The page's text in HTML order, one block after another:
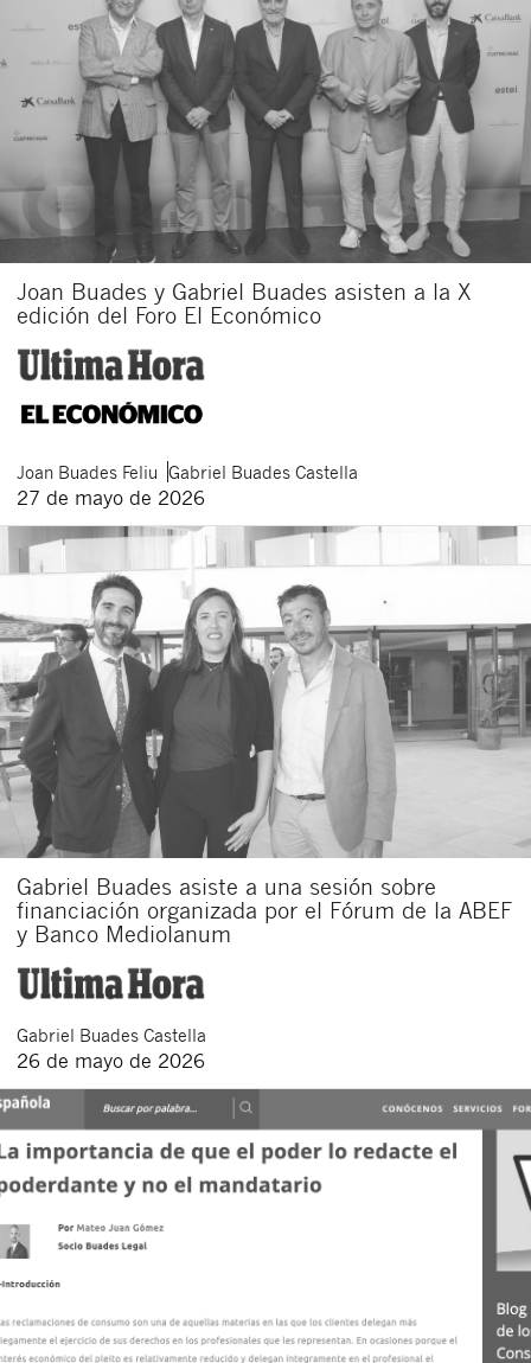
Joan Buades y Gabriel Buades asisten a la X
edición del Foro El Económico
Joan Buades Feliu Gabriel Buades Castella
27 de mayo de 2026
Gabriel Buades asiste a una sesión sobre
financiación organizada por el Fórum de la ABEF
y Banco Mediolanum
Gabriel Buades Castella
26 de mayo de 2026
Acepto recibir comunicaciones sobre nuevos
artículos legales.
Acepto
las
condiciones
legales
de
privacidad
de esta
web.
Al pulsar el botón de envío manifiesta haber leído la siguiente
información básica sobre privacidad : El responsable del tratamiento
es Buades Legal S.L. La finalidad es la atención a su solicitud. Tiene
derecho a acceder, rectificar y suprimir los datos, así como otros
derechos como se explica en lapolítica de privacidad de nuestra web